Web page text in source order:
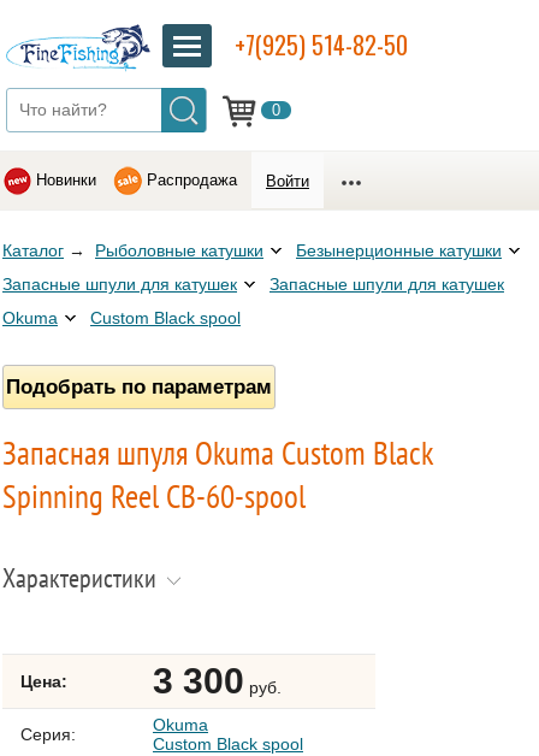
0
+7(925) 514-82-50
Новинки Распродажа Войти
Каталог → Рыболовные катушки
Безынерционные катушки
Запасные шпули для катушек
Запасные шпули для катушек
Okuma
Custom Black spool
Подобрать по параметрам
Запасная шпуля Okuma Custom Black
Spinning Reel CB-60-spool
Характеристики
Цена: 3 300 руб.
Серия:
Okuma
Custom Black spool